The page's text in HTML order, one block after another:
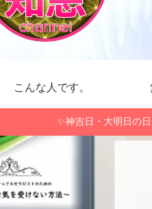
こんな人です。
✨神吉日・大明日の